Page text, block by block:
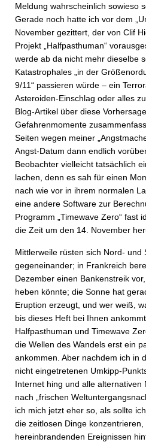
Meldung wahrscheinlich sowieso
Gerade noch hatte ich vor dem
November gezittert, der von Clif
Projekt „Halfpasthuman“
werde ab da nicht mehr dieselbe
Katastrophales „in der
9/11“ passieren würde – ein
Asteroiden-Einschlag oder alles
Blog-Artikel über diese
Gefahrenmomente
Seiten wegen meiner
Angst-Datum dann endlich
Beobachter vielleicht tatsächlich
lachen, denn es sah für einen
nach wie vor in ihrem normalen
eine andere Software zur
Programm „Timewave Zero“ fast
die Zeit um den 14. November
Mittlerweile rüsten sich Nord- und
gegeneinander; in Frankreich
Dezember einen Bankenstreik
heben könnte; die Sonne hat
Eruption erzeugt, und wer weiß,
bis dieses Heft bei Ihnen
Halfpasthuman und Timewave
die Wellen des Wandels erst ein
ankommen. Aber nachdem ich in
nicht eingetretenen Umkipp-
Internet hing und alle alternativen
nach „frischen
ich mich jetzt eher so, als sollte
die zeitlosen Dinge
hereinbrandenden Ereignissen